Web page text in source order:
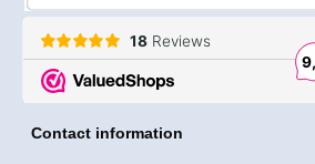
Contact information